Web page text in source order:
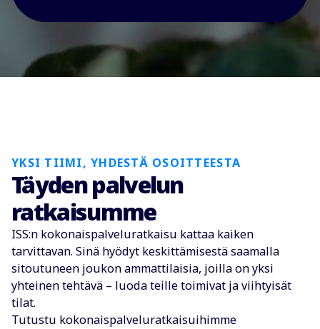
YKSI TIIMI, YHDESTÄ OSOITTEESTA
Täyden palvelun
ratkaisumme
ISS:n kokonaispalveluratkaisu kattaa kaiken
tarvittavan. Sinä hyödyt keskittämisestä saamalla
sitoutuneen joukon ammattilaisia, joilla on yksi
yhteinen tehtävä – luoda teille toimivat ja viihtyisät
tilat.
Tutustu kokonaispalveluratkaisuihimme